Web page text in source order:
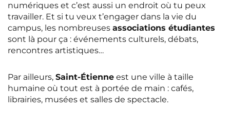
numériques et c’est aussi un endroit où tu peux
travailler. Et si tu veux t’engager dans la vie du
campus, les nombreuses associations étudiantes
sont là pour ça : événements culturels, débats,
rencontres artistiques…
Par ailleurs, Saint-Étienne est une ville à taille
humaine où tout est à portée de main : cafés,
librairies, musées et salles de spectacle.